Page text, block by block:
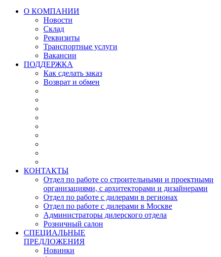
О КОМПАНИИ
Новости
Склад
Реквизиты
Транспортные услуги
Вакансии
ПОДДЕРЖКА
Как сделать заказ
Возврат и обмен
КОНТАКТЫ
Отдел по работе со строительными и проектными
организациями, с архитекторами и дизайнерами
Отдел по работе с дилерами в регионах
Отдел по работе с дилерами в Москве
Администраторы дилерского отдела
Розничный салон
СПЕЦИАЛЬНЫЕ
ПРЕДЛОЖЕНИЯ
Новинки